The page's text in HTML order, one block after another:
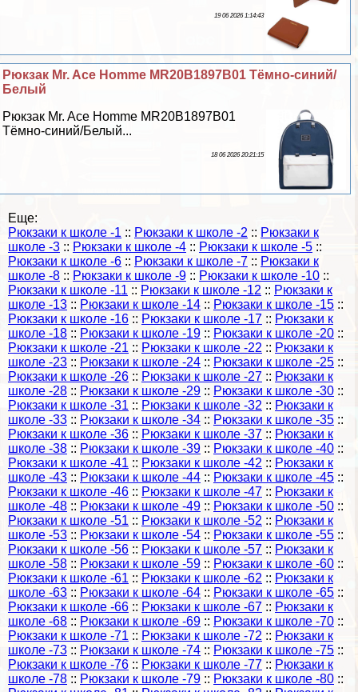
19 06 2026 1:14:43
Рюкзак Mr. Ace Homme MR20B1897B01 Тёмно-синий/
Белый
Рюкзак Mr. Ace Homme MR20B1897B01
Тёмно-синий/Белый...
18 06 2026 20:21:15
Еще:
Рюкзаки к школе -1 :: Рюкзаки к школе -2 :: Рюкзаки к
школе -3 :: Рюкзаки к школе -4 :: Рюкзаки к школе -5 ::
Рюкзаки к школе -6 :: Рюкзаки к школе -7 :: Рюкзаки к
школе -8 :: Рюкзаки к школе -9 :: Рюкзаки к школе -10 ::
Рюкзаки к школе -11 :: Рюкзаки к школе -12 :: Рюкзаки к
школе -13 :: Рюкзаки к школе -14 :: Рюкзаки к школе -15 ::
Рюкзаки к школе -16 :: Рюкзаки к школе -17 :: Рюкзаки к
школе -18 :: Рюкзаки к школе -19 :: Рюкзаки к школе -20 ::
Рюкзаки к школе -21 :: Рюкзаки к школе -22 :: Рюкзаки к
школе -23 :: Рюкзаки к школе -24 :: Рюкзаки к школе -25 ::
Рюкзаки к школе -26 :: Рюкзаки к школе -27 :: Рюкзаки к
школе -28 :: Рюкзаки к школе -29 :: Рюкзаки к школе -30 ::
Рюкзаки к школе -31 :: Рюкзаки к школе -32 :: Рюкзаки к
школе -33 :: Рюкзаки к школе -34 :: Рюкзаки к школе -35 ::
Рюкзаки к школе -36 :: Рюкзаки к школе -37 :: Рюкзаки к
школе -38 :: Рюкзаки к школе -39 :: Рюкзаки к школе -40 ::
Рюкзаки к школе -41 :: Рюкзаки к школе -42 :: Рюкзаки к
школе -43 :: Рюкзаки к школе -44 :: Рюкзаки к школе -45 ::
Рюкзаки к школе -46 :: Рюкзаки к школе -47 :: Рюкзаки к
школе -48 :: Рюкзаки к школе -49 :: Рюкзаки к школе -50 ::
Рюкзаки к школе -51 :: Рюкзаки к школе -52 :: Рюкзаки к
школе -53 :: Рюкзаки к школе -54 :: Рюкзаки к школе -55 ::
Рюкзаки к школе -56 :: Рюкзаки к школе -57 :: Рюкзаки к
школе -58 :: Рюкзаки к школе -59 :: Рюкзаки к школе -60 ::
Рюкзаки к школе -61 :: Рюкзаки к школе -62 :: Рюкзаки к
школе -63 :: Рюкзаки к школе -64 :: Рюкзаки к школе -65 ::
Рюкзаки к школе -66 :: Рюкзаки к школе -67 :: Рюкзаки к
школе -68 :: Рюкзаки к школе -69 :: Рюкзаки к школе -70 ::
Рюкзаки к школе -71 :: Рюкзаки к школе -72 :: Рюкзаки к
школе -73 :: Рюкзаки к школе -74 :: Рюкзаки к школе -75 ::
Рюкзаки к школе -76 :: Рюкзаки к школе -77 :: Рюкзаки к
школе -78 :: Рюкзаки к школе -79 :: Рюкзаки к школе -80 ::